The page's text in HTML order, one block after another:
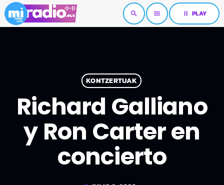
search menu pause PLAY
KONTZERTUAK
Richard Galliano
y Ron Carter en
concierto